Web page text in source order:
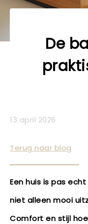
De
13 april 2026
Terug naar blog
Een huis is pas
niet alleen mooi
Comfort en stijl